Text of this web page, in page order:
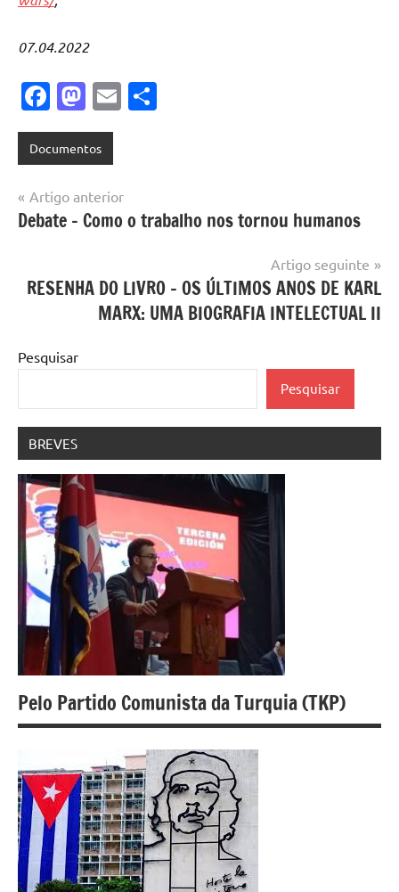
07.04.2022
Facebook
Mastodon
Email
Documentos
Navegação
de
Artigo anterior
Debate – Como o trabalho nos tornou humanos
Artigo seguinte
RESENHA DO LIVRO – OS ÚLTIMOS ANOS DE KARL
MARX: UMA BIOGRAFIA INTELECTUAL II
Pesquisar
Pesquisar
BREVES
Pelo Partido Comunista da Turquia (TKP)